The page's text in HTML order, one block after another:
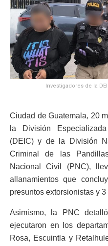
Investigadores de la
Ciudad de Guatemala, 20
la División
(DEIC) y de la División
Criminal de las
Nacional Civil (PNC),
allanamientos que
presuntos extorsionistas y
Asimismo, la PNC
ejecutaron en los
Rosa, Escuintla y